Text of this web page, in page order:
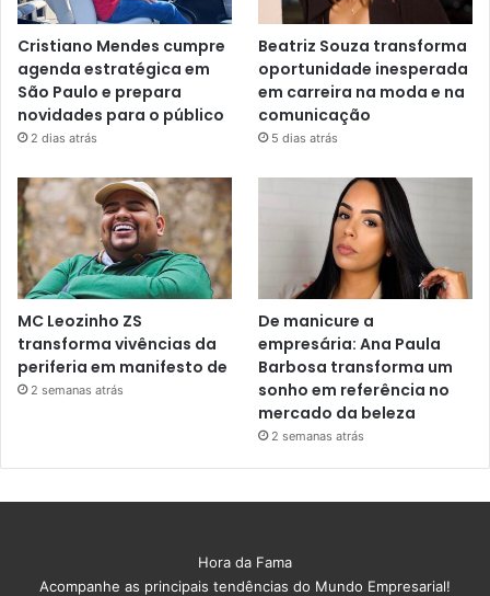
Cristiano Mendes cumpre
agenda estratégica em
São Paulo e prepara
novidades para o público
2 dias atrás
Beatriz Souza transforma
oportunidade inesperada
em carreira na moda e na
comunicação
5 dias atrás
MC Leozinho ZS
transforma vivências da
periferia em manifesto de
2 semanas atrás
De manicure a
empresária: Ana Paula
Barbosa transforma um
sonho em referência no
mercado da beleza
2 semanas atrás
Hora da Fama
Acompanhe as principais tendências do Mundo Empresarial!